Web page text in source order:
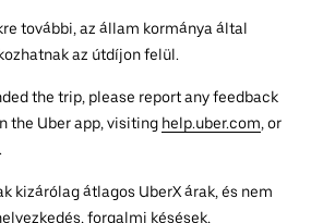
további, az állam kormánya által
az útdíjon felül.
the trip, please report any feedback
the Uber app, visiting help.uber.com, or
kizárólag átlagos UberX árak, és nem
forgalmi késések,